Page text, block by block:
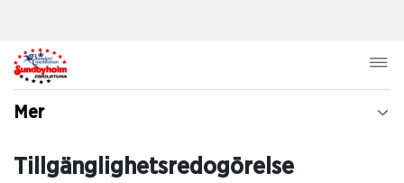
Mer
Tillgänglighetsredogörelse